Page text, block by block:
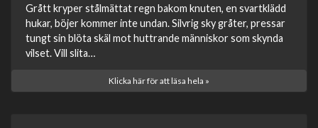
Grått kryper stålmättat regn bakom knuten, en svartklädd
hukar, böjer kommer inte undan. Silvrig sky gråter, pressar
tungt sin blöta skäl mot huttrande människor som skynda
vilset. Vill slita…
Klicka här för att läsa hela »